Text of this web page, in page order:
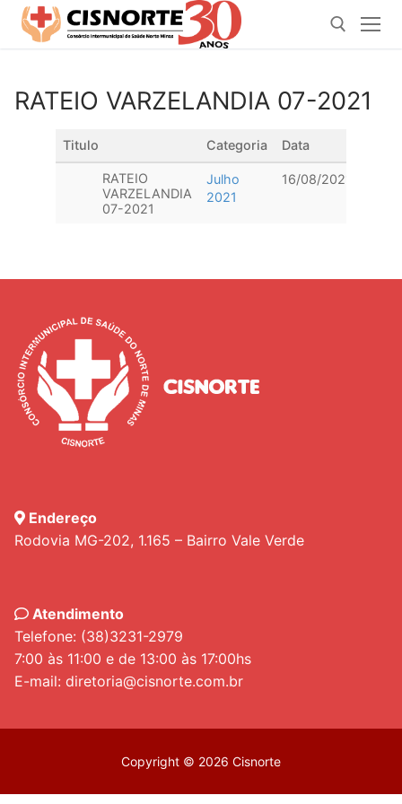
Pular
para
Pesquisar por:
RATEIO VARZELANDIA 07-2021
Titulo Categoria Data
RATEIO
VARZELANDIA
07-2021
Julho
2021
16/08/2021
Endereço
Rodovia MG-202, 1.165 – Bairro Vale Verde
Atendimento
Telefone: (38)3231-2979
7:00 às 11:00 e de 13:00 às 17:00hs
E-mail: diretoria@cisnorte.com.br
Copyright © 2026 Cisnorte